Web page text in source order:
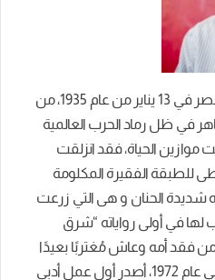
بهاء طاهر من مواليد الجيزة بمصر في 13 يناير من عام 1935، من
في ظل رماد الحرب العالمية
موازين الحياة، فقد انزلقت
للطبقة الفقيرة المكلومة
شديدة الحنان و هى التي زرعت
في أولى رواياته “شرق
فقد أمه وعاش مُغتربًا بعيدًا
عن حضن أمه ودفئ وطنه. وفي عام 1972، أصدر أول عمل أدبي